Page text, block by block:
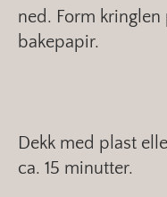
ned. Form kringlen
bakepapir.
Dekk med plast
ca. 15 minutter.